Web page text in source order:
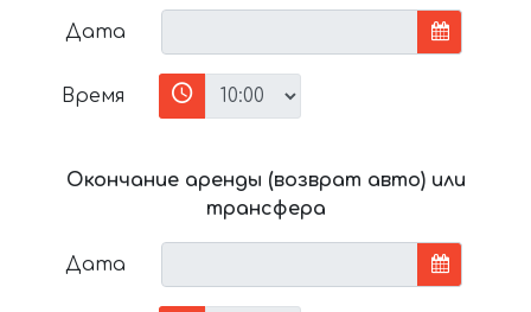
Дата
Время
Окончание аренды (возврат авто) или
трансфера
Дата